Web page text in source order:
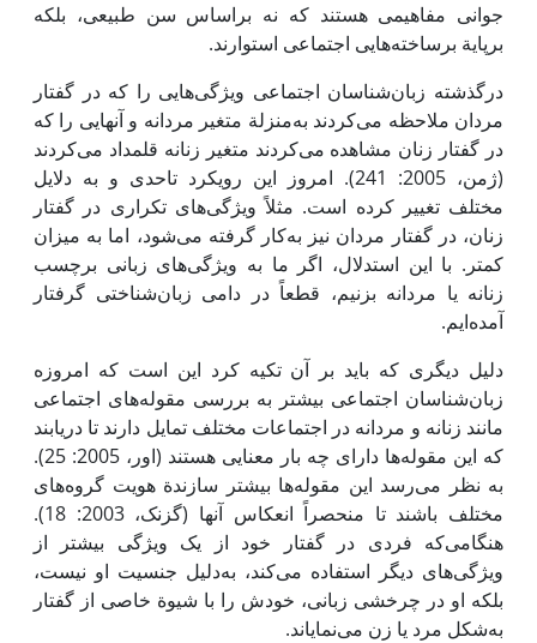
جوانی مفاهیمی هستند که نه براساس سن طبیعی، بلکه
برپایة برساخته‌هایی اجتماعی استوارند.
درگذشته زبان‌شناسان اجتماعی ویژگی‌هایی را که در گفتار
مردان ملاحظه می‌کردند به‌منزلة متغیر مردانه و آنهایی را که
در گفتار زنان مشاهده می‌کردند متغیر زنانه قلمداد می‌کردند
(ژمن، 2005: 241). امروز این رویکرد تاحدی و به دلایل
مختلف تغییر کرده است. مثلاً ویژگی‌های تکراری در گفتار
زنان، در گفتار مردان نیز به‌کار گرفته می‌شود، اما به میزان
کمتر. با این استدلال، اگر ما به ویژگی‌های زبانی برچسب
زنانه یا مردانه بزنیم، قطعاً در دامی زبان‌شناختی گرفتار
آمده‌ایم.
دلیل دیگری که باید بر آن تکیه کرد این است که امروزه
زبان‌شناسان اجتماعی بیشتر به بررسی مقوله‌های اجتماعی
مانند زنانه و مردانه در اجتماعات مختلف تمایل دارند تا دریابند
که این مقوله‌ها دارای چه بار معنایی هستند (اور، 2005: 25).
به نظر می‌رسد این مقوله‌ها بیشتر سازندة هویت گروه‌های
مختلف باشند تا منحصراً انعکاس آنها (گزنک، 2003: 18).
هنگامی‌که فردی در گفتار خود از یک ویژگی بیشتر از
ویژگی‌های دیگر استفاده می‌کند، به‌دلیل جنسیت او نیست،
بلکه او در چرخشی زبانی، خودش را با شیوة خاصی از گفتار
به‌شکل مرد یا زن می‌نمایاند.